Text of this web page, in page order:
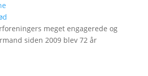
meget engagerede og
siden 2009 blev 72 år